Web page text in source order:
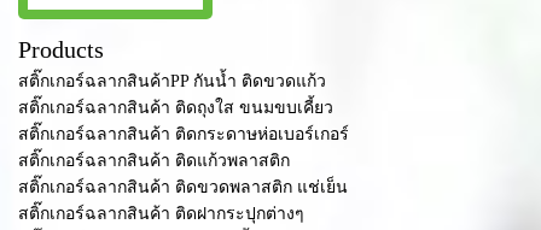
Products
สติ๊กเกอร์ฉลากสินค้าPP กันน้ำ ติดขวดแก้ว
สติ๊กเกอร์ฉลากสินค้า ติดถุงใส ขนมขบเคี้ยว
สติ๊กเกอร์ฉลากสินค้า ติดกระดาษห่อเบอร์เกอร์
สติ๊กเกอร์ฉลากสินค้า ติดแก้วพลาสติก
สติ๊กเกอร์ฉลากสินค้า ติดขวดพลาสติก แช่เย็น
สติ๊กเกอร์ฉลากสินค้า ติดฝากระปุกต่างๆ